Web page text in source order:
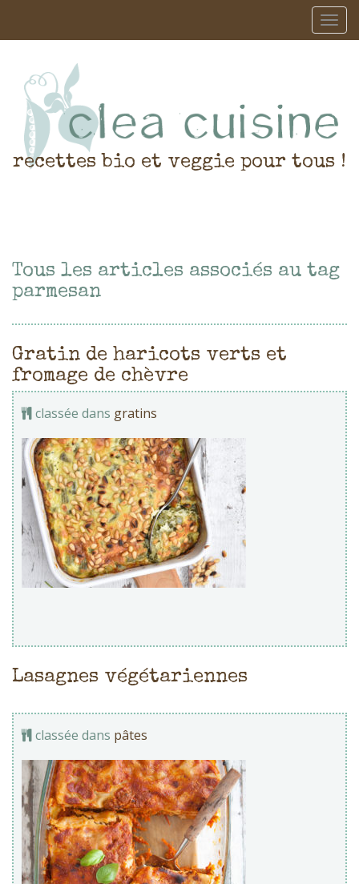
recettes bio et veggie pour tous !
Tous les articles associés au tag
parmesan
Gratin de haricots verts et
fromage de chèvre
classée dans gratins
Lasagnes végétariennes
classée dans pâtes